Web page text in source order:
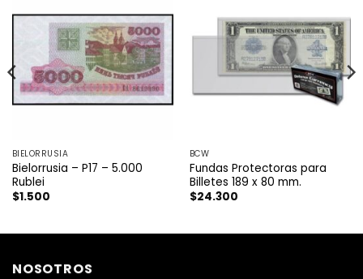
BIELORRUSIA
Bielorrusia – P17 – 5.000
Rublei
$1.500
BCW
Fundas Protectoras para
Billetes 189 x 80 mm.
$24.300
NOSOTROS